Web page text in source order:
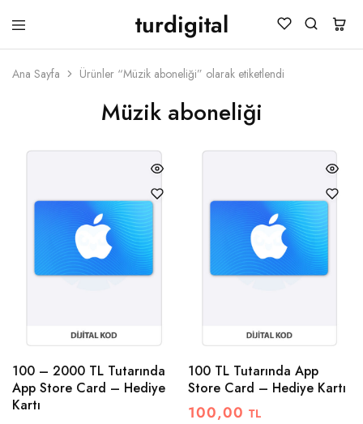
turdigital
TURDIGITAL
Dijital
Kartları
Kartları
Paketleri
Ana Sayfa Ürünler “Müzik aboneliği” olarak etiketlendi
Müzik aboneliği
100 – 2000 TL Tutarında
App Store Card – Hediye
Kartı
100 TL Tutarında App
Store Card – Hediye Kartı
100,00 TL